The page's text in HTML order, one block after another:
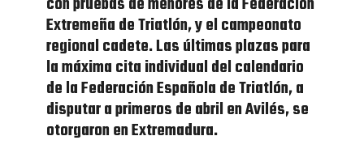
Extremeña de Triatlón, y el campeonato
regional cadete. Las últimas plazas para
la máxima cita individual del calendario
de la Federación Española de Triatlón, a
disputar a primeros de abril en Avilés, se
otorgaron en Extremadura.